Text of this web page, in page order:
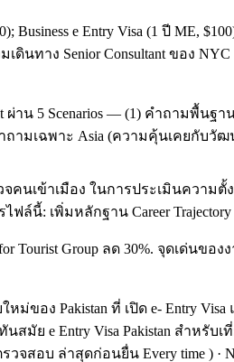
e Entry Visa (1 ปี ME,
นทาง Senior Consultant ของ
าน 5 Scenarios — (1) คำถามพื้นฐ
มเฉพาะ Asia (ความคุ้นเคยกับวัฒ
คนเข้าเมือง ในการประเมินควา
ล์นี้: เพิ่มหลักฐาน Career
Group ลด 30%. จุดเด่นขอ
ง Pakistan ที่ เปิด e- Entry Visa
ย e Entry Visa Pakistan สำหรับเ
จสอบ ล่าสุดก่อนยื่น Every time )